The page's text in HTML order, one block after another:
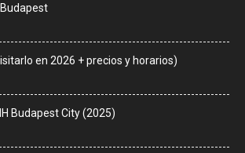
en 2026 + precios y horarios)
Budapest City (2025)